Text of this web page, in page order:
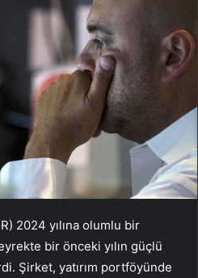
2024 yılına olumlu bir
bir önceki yılın güçlü
Şirket, yatırım portföyünde